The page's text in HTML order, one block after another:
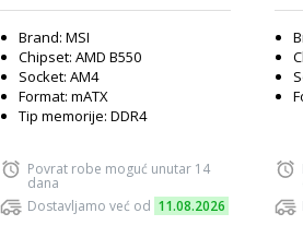
Brand: MSI
Chipset: AMD B550
Socket: AM4
Format: mATX
Tip memorije: DDR4
Povrat robe moguć unutar 14
dana
Dostavljamo već od 11.08.2026